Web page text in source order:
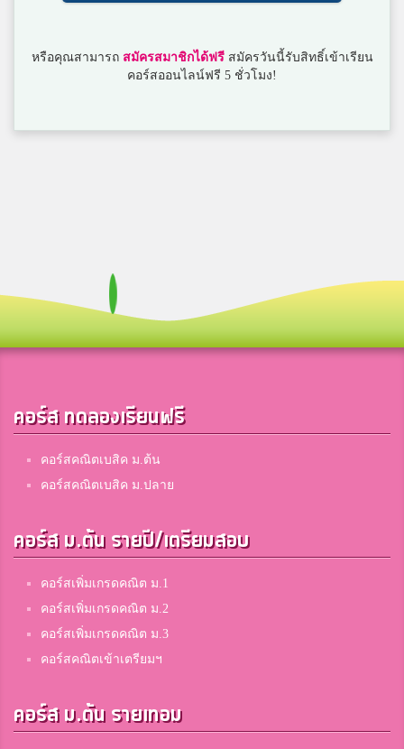
หรือคุณสามารถ สมัครสมาชิกได้ฟรีสมัครวันนี้รับสิทธิ์เข้าเรียน
คอร์สออนไลน์ฟรี 5 ชั่วโมง!
คอร์ส ทดลองเรียนฟรี
คอร์สคณิตเบสิค ม.ต้น
คอร์สคณิตเบสิค ม.ปลาย
คอร์ส ม.ต้น รายปี/เตรียมสอบ
คอร์สเพิ่มเกรดคณิต ม.1
คอร์สเพิ่มเกรดคณิต ม.2
คอร์สเพิ่มเกรดคณิต ม.3
คอร์สคณิตเข้าเตรียมฯ
คอร์ส ม.ต้น รายเทอม